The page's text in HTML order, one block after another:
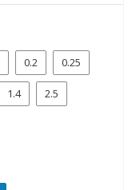
0.2 0.25
1.4 2.5